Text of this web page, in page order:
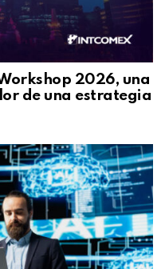
2026, una
de una estrategia